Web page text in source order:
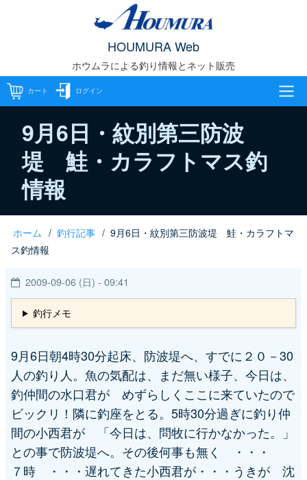
ン
テ
HOUMURA Web
ホウムラによる釣り情報とネット販売
カート ログイン
ナ
ビ
ゲ
ー
シ
ョ
ン
9月6日・紋別第三防波
堤 鮭・カラフトマス釣
情報
パ
く
ず
ホーム 釣行記事
9月6日・紋別第三防波堤 鮭・カラフトマ
ス釣情報
2009-09-06 (日) - 09:41
釣行メモ
9月6日朝4時30分起床、防波堤へ、すでに２０－30
人の釣り人。魚の気配は、まだ無い様子、今日は、
釣仲間の水口君が めずらしくここに来ていたので
ビックリ！隣に釣座をとる。5時30分過ぎに釣り仲
間の小西君が 「今日は、問牧に行かなかった。」
との事で防波堤へ。その後何事も無く ・・・
７時 ・・・遅れてきた小西君が・・・うきが 沈